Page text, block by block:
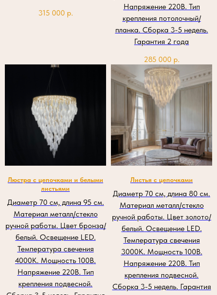
315 000 р.
Напряжение 220В. Тип
крепления потолочный/
планка. Сборка 3-5 недель.
Гарантия 2 года
285 000 р.
Люстра с цепочками и белыми
листьями
Диаметр 70 см, длина 95 см.
Материал металл/стекло
ручной работы. Цвет бронза/
белый. Освещение LED.
Температура свечения
4000К. Мощность 100В.
Напряжение 220В. Тип
крепления подвесной.
Листья с цепочками
Диаметр 70 см, длина 80 см.
Материал металл/стекло
ручной работы. Цвет золото/
белый. Освещение LED.
Температура свечения
3000К. Мощность 100В.
Напряжение 220В. Тип
крепления подвесной.
Сборка 3-5 недель. Гарантия